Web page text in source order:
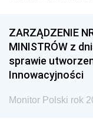
ZARZĄDZENIE
MINISTRÓW z
sprawie
Innowacyjności
Monitor Polski rok